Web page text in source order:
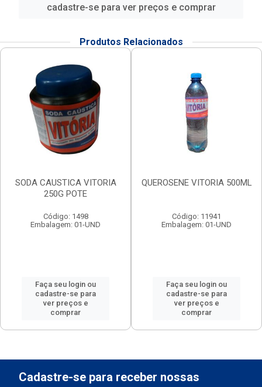
cadastre-se para ver preços e comprar
Produtos Relacionados
SODA CAUSTICA VITORIA
250G POTE
Código: 1498
Embalagem: 01-UND
Faça seu login ou
cadastre-se para
ver preços e
comprar
QUEROSENE VITORIA 500ML
Código: 11941
Embalagem: 01-UND
Faça seu login ou
cadastre-se para
ver preços e
comprar
Cadastre-se para receber nossas